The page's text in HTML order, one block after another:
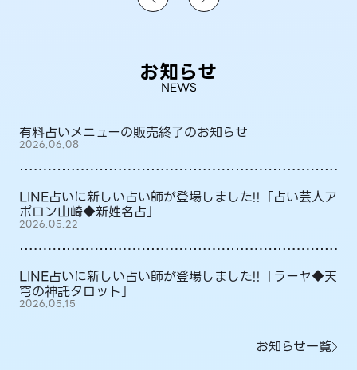
お知らせ
NEWS
有料占いメニューの販売終了のお知らせ
2026.06.08
LINE占いに新しい占い師が登場しました!!「占い芸人ア
ポロン山崎◆新姓名占」
2026.05.22
LINE占いに新しい占い師が登場しました!!「ラーヤ◆天
穹の神託タロット」
2026.05.15
お知らせ一覧